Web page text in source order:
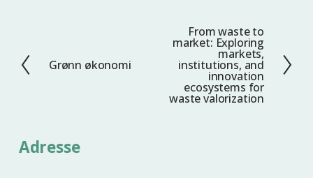
F
g
Grønn økonomi
From waste to
market: Exploring
markets,
institutions, and
innovation
ecosystems for
waste valorization
Adresse